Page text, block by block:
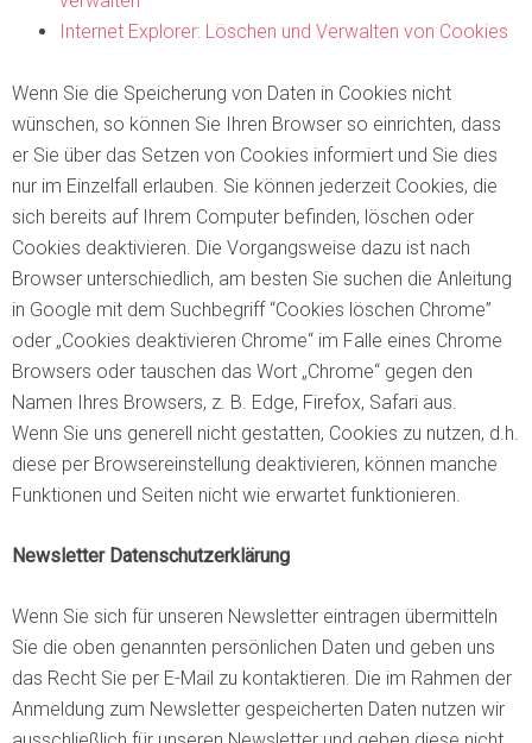
Internet Explorer: Löschen und Verwalten von Cookies
Wenn Sie die Speicherung von Daten in Cookies nicht
wünschen, so können Sie Ihren Browser so einrichten, dass
er Sie über das Setzen von Cookies informiert und Sie dies
nur im Einzelfall erlauben. Sie können jederzeit Cookies, die
sich bereits auf Ihrem Computer befinden, löschen oder
Cookies deaktivieren. Die Vorgangsweise dazu ist nach
Browser unterschiedlich, am besten Sie suchen die Anleitung
in Google mit dem Suchbegriff “Cookies löschen Chrome”
oder „Cookies deaktivieren Chrome“ im Falle eines Chrome
Browsers oder tauschen das Wort „Chrome“ gegen den
Namen Ihres Browsers, z. B. Edge, Firefox, Safari aus.
Wenn Sie uns generell nicht gestatten, Cookies zu nutzen, d.h.
diese per Browsereinstellung deaktivieren, können manche
Funktionen und Seiten nicht wie erwartet funktionieren.
Newsletter Datenschutzerklärung
Wenn Sie sich für unseren Newsletter eintragen übermitteln
Sie die oben genannten persönlichen Daten und geben uns
das Recht Sie per E-Mail zu kontaktieren. Die im Rahmen der
Anmeldung zum Newsletter gespeicherten Daten nutzen wir